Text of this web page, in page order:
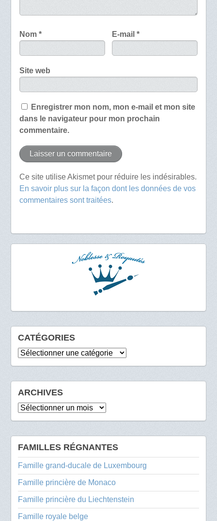
Nom * E-mail*
Site web
Enregistrer mon nom, mon e-mail et mon site
dans le navigateur pour mon prochain
commentaire.
Ce site utilise Akismet pour réduire les indésirables.
En savoir plus sur la façon dont les données de vos
commentaires sont traitées.
CATÉGORIES
Catégories
ARCHIVES
Archives
FAMILLES RÉGNANTES
Famille grand-ducale de Luxembourg
Famille princière de Monaco
Famille princière du Liechtenstein
Famille royale belge